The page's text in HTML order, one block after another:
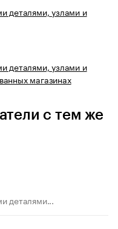
деталями, узлами и
деталями, узлами и
магазинах
с тем же
деталями...